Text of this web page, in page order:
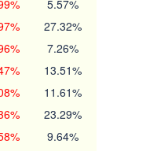
5.57%
27.32%
7.26%
13.51%
11.61%
23.29%
9.64%